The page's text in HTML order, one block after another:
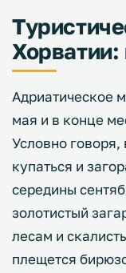
Хорватии:
Адриатическое
мая и в конце
Условно
купаться и
середины
золотистый
лесам и
плещется